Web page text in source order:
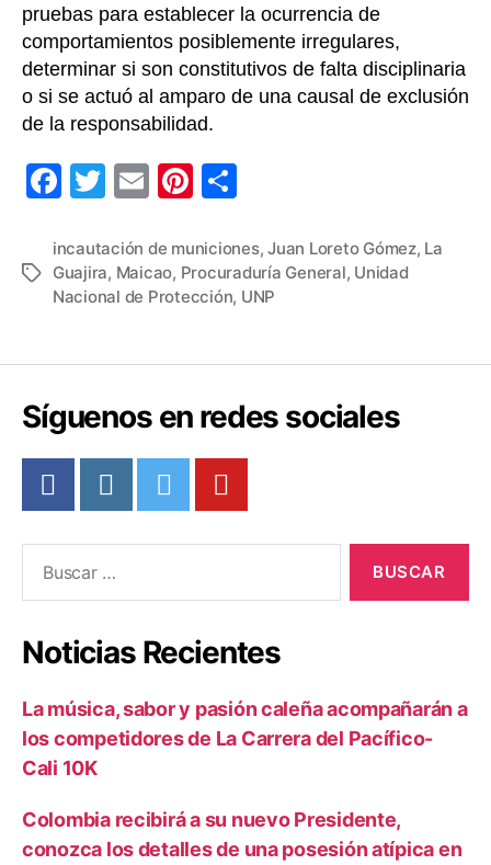
pruebas para establecer la ocurrencia de
comportamientos posiblemente irregulares,
determinar si son constitutivos de falta disciplinaria
o si se actuó al amparo de una causal de exclusión
de la responsabilidad.
F
c
e
o
k
T
tt
er
E
ail
Pi
er
e
m
p
tir
Etiquetas
incautación de municiones,Juan Loreto Gómez, La
Guajira, Maicao, Procuraduría General, Unidad
Nacional de Protección, UNP
Síguenos en redes sociales
Noticias Recientes
La música, sabor y pasión caleña acompañarán a
los competidores de La Carrera del Pacífico-
Cali 10K
Colombia recibirá a su nuevo Presidente,
conozca los detalles de una posesión atípica en